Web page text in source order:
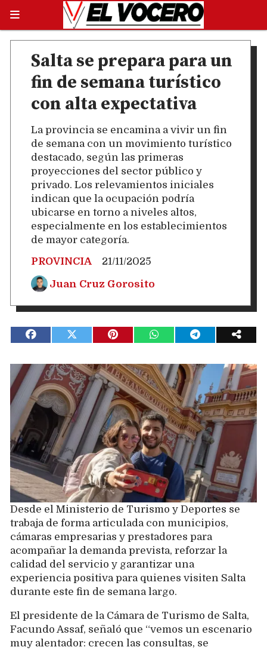
Salta se prepara para un
fin de semana turístico
con alta expectativa
La provincia se encamina a vivir un fin
de semana con un movimiento turístico
destacado, según las primeras
proyecciones del sector público y
privado. Los relevamientos iniciales
indican que la ocupación podría
ubicarse en torno a niveles altos,
especialmente en los establecimientos
de mayor categoría.
PROVINCIA
21/11/2025
Juan Cruz Gorosito
Desde el Ministerio de Turismo y Deportes se
trabaja de forma articulada con municipios,
cámaras empresarias y prestadores para
acompañar la demanda prevista, reforzar la
calidad del servicio y garantizar una
experiencia positiva para quienes visiten Salta
durante este fin de semana largo.
El presidente de la Cámara de Turismo de Salta,
Facundo Assaf, señaló que “vemos un escenario
muy alentador: crecen las consultas, se